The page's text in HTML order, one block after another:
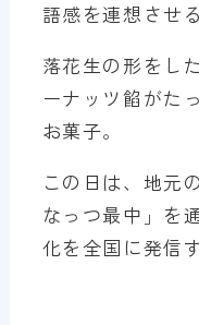
語感を連想させ
落花生の形をし
ーナッツ餡がた
お菓子。
この日は、地元
なっつ最中」を
化を全国に発信